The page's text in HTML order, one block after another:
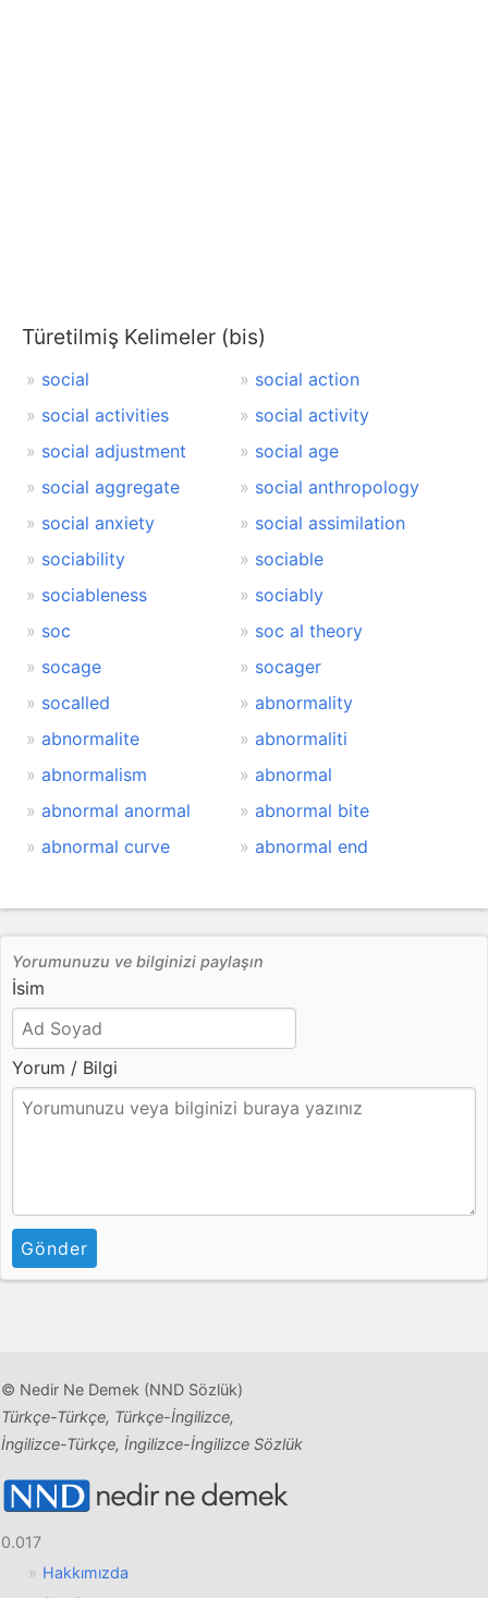
Türetilmiş Kelimeler (bis)
social
social action
social activities
social activity
social adjustment
social age
social aggregate
social anthropology
social anxiety
social assimilation
sociability
sociable
sociableness
sociably
soc
soc al theory
socage
socager
socalled
abnormality
abnormalite
abnormaliti
abnormalism
abnormal
abnormal anormal
abnormal bite
abnormal curve
abnormal end
Yorumunuzu ve bilginizi paylaşın
İsim
Yorum / Bilgi
Gönder
© Nedir Ne Demek (NND Sözlük)
Türkçe-Türkçe, Türkçe-İngilizce,
İngilizce-Türkçe, İngilizce-İngilizce Sözlük
0.017
Hakkımızda